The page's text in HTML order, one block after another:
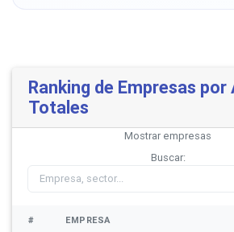
Ranking de Empresas
Totales
Mostrar empresas
Buscar:
# EMPRESA